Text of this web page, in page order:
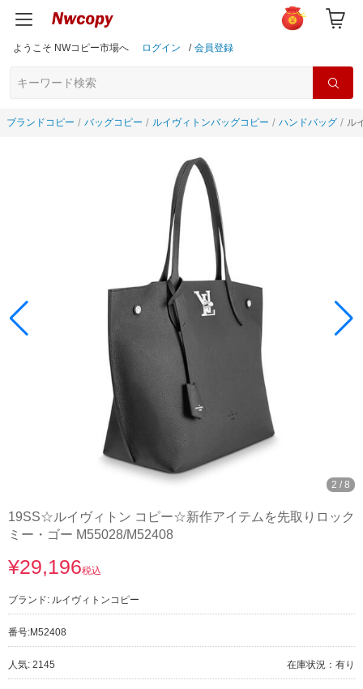
ようこそ NWコピー市場へ ログイン / 会員登録
ブランドコピー バッグコピー ルイヴィトンバッグコピー ハンドバッグ ル
3 / 8
19SS☆ルイヴィトン コピー☆新作アイテムを先取りロック
ミー・ゴー M55028/M52408
¥29,196税込
ブランド: ルイヴィトンコピー
番号:M52408
人気: 2145 在庫状況：有り